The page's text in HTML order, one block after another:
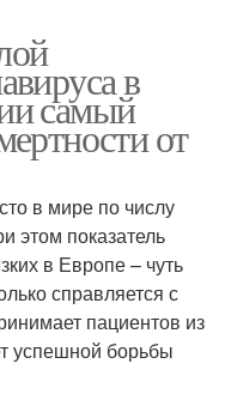
в
самый
от
в мире по числу
этом показатель
в Европе – чуть
справляется с
пациентов из
успешной борьбы